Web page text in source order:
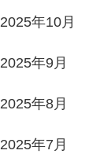
2025年10月
2025年9月
2025年8月
2025年7月